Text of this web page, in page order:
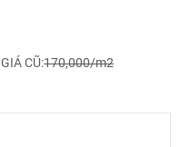
GIÁ CŨ:170,000/m2